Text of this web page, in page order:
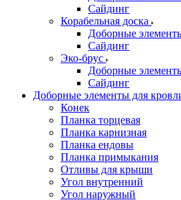
Сайдинг
Корабельная доска
Доборные
Сайдинг
Эко-брус
Доборные
Сайдинг
Доборные элементы для
Конек
Планка торцевая
Планка карнизная
Планка ендовы
Планка примыкания
Отливы для крыши
Угол внутренний
Угол наружный